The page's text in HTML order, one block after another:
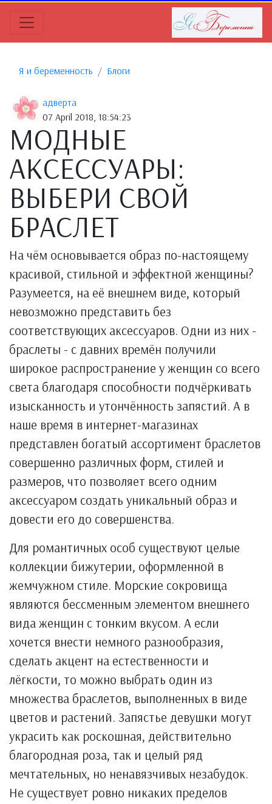
Я и беременность Блоги
адверта
07 April 2018, 18:54:23
МОДНЫЕ
АКСЕССУАРЫ:
ВЫБЕРИ СВОЙ
БРАСЛЕТ
На чём основывается образ по-настоящему
красивой, стильной и эффектной женщины?
Разумеется, на её внешнем виде, который
невозможно представить без
соответствующих аксессуаров. Одни из них -
браслеты - с давних времён получили
широкое распространение у женщин со всего
света благодаря способности подчёркивать
изысканность и утончённость запястий. А в
наше время в интернет-магазинах
представлен богатый ассортимент браслетов
совершенно различных форм, стилей и
размеров, что позволяет всего одним
аксессуаром создать уникальный образ и
довести его до совершенства.
Для романтичных особ существуют целые
коллекции бижутерии, оформленной в
жемчужном стиле. Морские сокровища
являются бессменным элементом внешнего
вида женщин с тонким вкусом. А если
хочется внести немного разнообразия,
сделать акцент на естественности и
лёгкости, то можно выбрать один из
множества браслетов, выполненных в виде
цветов и растений. Запястье девушки могут
украсить как роскошная, действительно
благородная роза, так и целый ряд
мечтательных, но ненавязчивых незабудок.
Не существует ровно никаких пределов